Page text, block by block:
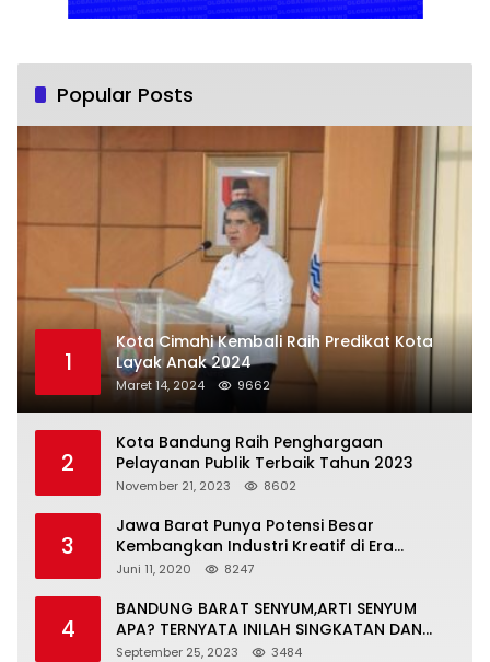
Popular Posts
1
Kota Cimahi Kembali Raih Predikat Kota
Layak Anak 2024
Maret 14, 2024 9662
2
Kota Bandung Raih Penghargaan
Pelayanan Publik Terbaik Tahun 2023
November 21, 2023 8602
3
Jawa Barat Punya Potensi Besar
Kembangkan Industri Kreatif di Era
Normal Baru
Juni 11, 2020 8247
4
BANDUNG BARAT SENYUM,ARTI SENYUM
APA? TERNYATA INILAH SINGKATAN DAN
MAKNANYA
September 25, 2023 3484